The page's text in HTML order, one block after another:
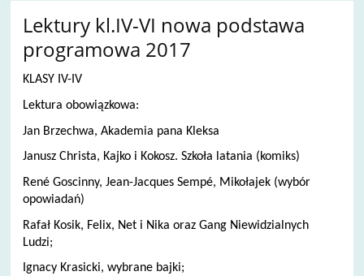
Lektury kl.IV-VI nowa podstawa
programowa 2017
KLASY IV-IV
Lektura obowiązkowa:
Jan Brzechwa, Akademia pana Kleksa
Janusz Christa, Kajko i Kokosz. Szkoła latania (komiks)
René Goscinny, Jean-Jacques Sempé, Mikołajek (wybór
opowiadań)
Rafał Kosik, Felix, Net i Nika oraz Gang Niewidzialnych
Ludzi;
Ignacy Krasicki, wybrane bajki;